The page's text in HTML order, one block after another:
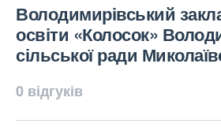
Володимирівський
освіти «Колосок»
сільської ради
0 відгуків